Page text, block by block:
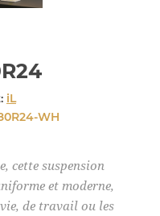
iL
WH
cette suspension
et moderne,
de travail ou les